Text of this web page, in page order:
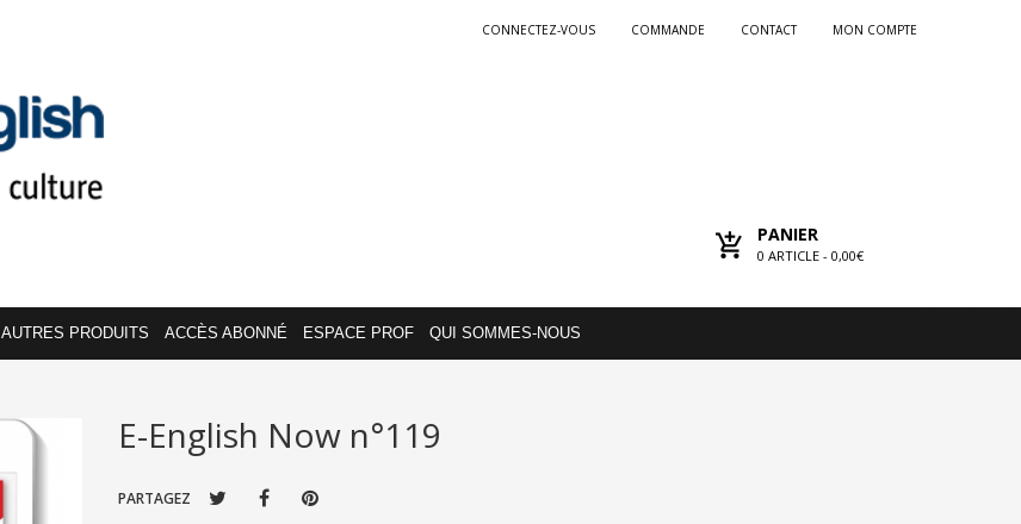
MON COMPTE
CONTACT
COMMANDE
CONNECTEZ-VOUS
PANIER
0 ARTICLE - 0,00€
AUTRES PRODUITS ACCÈS ABONNÉ ESPACE PROF QUI SOMMES-NOUS
E-English Now n°119
PARTAGEZ